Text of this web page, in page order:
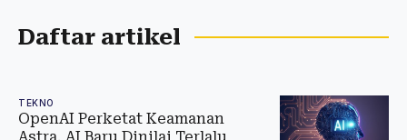
Daftar artikel
TEKNO
OpenAI Perketat Keamanan